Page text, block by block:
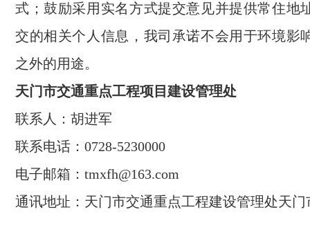
式；鼓励采用实名方式提交意见并提供常住地
交的相关个人信息，我司承诺不会用于环境影
之外的用途。
天门市交通重点工程项目建设管理处
联系人：胡进军
联系电话：0728-5230000
电子邮箱：tmxfh@163.com
通讯地址：天门市交通重点工程建设管理处天门